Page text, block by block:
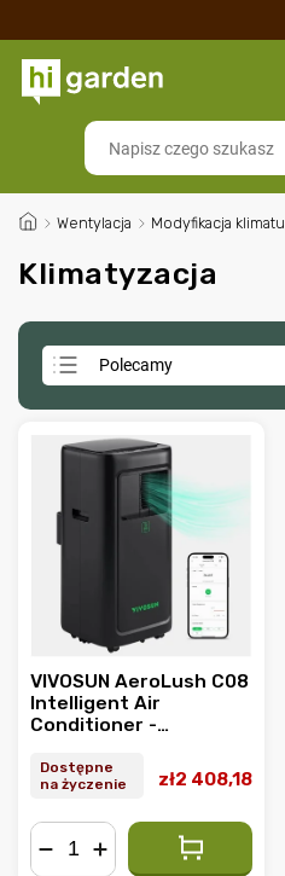
/ Wentylacja / Modyfikacja klimatu
Klimatyzacja
Polecamy
Najdroższe
Najczęściej sprzedawane
Alfabetycznie
VIVOSUN AeroLush C08
Intelligent Air
Conditioner -
klimatyzacja Wi-Fi 4w1
Dostępne
na życzenie
zł2 408,18